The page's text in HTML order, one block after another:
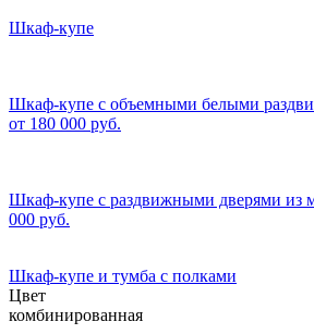
Шкаф-купе
Шкаф-купе с объемными белыми
от 180 000 руб.
Шкаф-купе с раздвижными дверями из
000 руб.
Шкаф-купе и тумба с полками
Цвет
комбинированная